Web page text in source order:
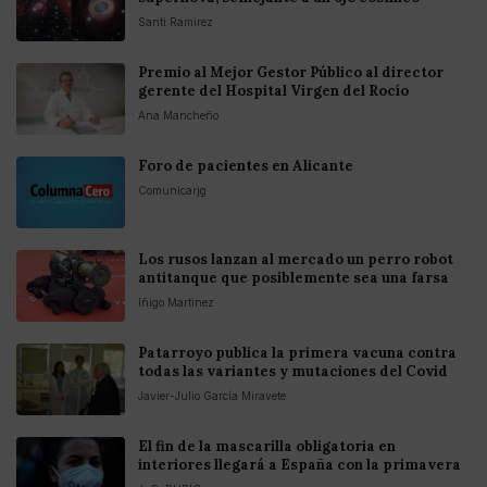
Santi Ramirez
Premio al Mejor Gestor Público al director
gerente del Hospital Virgen del Rocío
Ana Mancheño
Foro de pacientes en Alicante
Comunicarjg
Los rusos lanzan al mercado un perro robot
antitanque que posiblemente sea una farsa
Iñigo Martinez
Patarroyo publica la primera vacuna contra
todas las variantes y mutaciones del Covid
Javier-Julio García Miravete
El fin de la mascarilla obligatoria en
interiores llegará a España con la primavera